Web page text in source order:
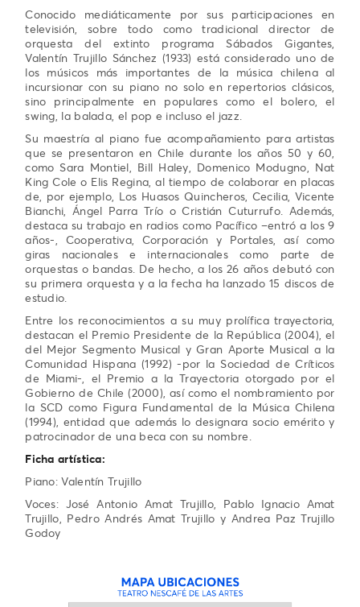
Conocido mediáticamente por sus participaciones en
televisión, sobre todo como tradicional director de
orquesta del extinto programa Sábados Gigantes,
Valentín Trujillo Sánchez (1933) está considerado uno de
los músicos más importantes de la música chilena al
incursionar con su piano no solo en repertorios clásicos,
sino principalmente en populares como el bolero, el
swing, la balada, el pop e incluso el jazz.
Su maestría al piano fue acompañamiento para artistas
que se presentaron en Chile durante los años 50 y 60,
como Sara Montiel, Bill Haley, Domenico Modugno, Nat
King Cole o Elis Regina, al tiempo de colaborar en placas
de, por ejemplo, Los Huasos Quincheros, Cecilia, Vicente
Bianchi, Ángel Parra Trío o Cristián Cuturrufo. Además,
destaca su trabajo en radios como Pacífico –entró a los 9
años-, Cooperativa, Corporación y Portales, así como
giras nacionales e internacionales como parte de
orquestas o bandas. De hecho, a los 26 años debutó con
su primera orquesta y a la fecha ha lanzado 15 discos de
estudio.
Entre los reconocimientos a su muy prolífica trayectoria,
destacan el Premio Presidente de la República (2004), el
del Mejor Segmento Musical y Gran Aporte Musical a la
Comunidad Hispana (1992) -por la Sociedad de Críticos
de Miami-, el Premio a la Trayectoria otorgado por el
Gobierno de Chile (2000), así como el nombramiento por
la SCD como Figura Fundamental de la Música Chilena
(1994), entidad que además lo designara socio emérito y
patrocinador de una beca con su nombre.
Ficha artística:
Piano: Valentín Trujillo
Voces: José Antonio Amat Trujillo, Pablo Ignacio Amat
Trujillo, Pedro Andrés Amat Trujillo y Andrea Paz Trujillo
Godoy